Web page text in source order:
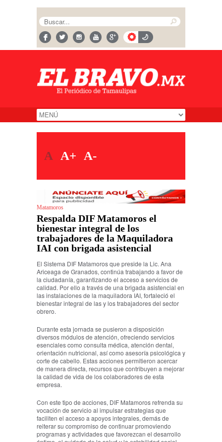
A A+ A-
Matamoros
Respalda DIF Matamoros el
bienestar integral de los
trabajadores de la Maquiladora
IAI con brigada asistencial
El Sistema DIF Matamoros que preside la Lic. Ana
Ariceaga de Granados, continúa trabajando a favor de
la ciudadanía, garantizando el acceso a servicios de
calidad. Por ello a través de una brigada asistencial en
las instalaciones de la maquiladora IAI, fortaleció el
bienestar integral de las y los trabajadores del sector
obrero.
Durante esta jornada se pusieron a disposición
diversos módulos de atención, ofreciendo servicios
esenciales como consulta médica, atención dental,
orientación nutricional, así como asesoría psicológica y
corte de cabello. Estas acciones permitieron acercar
de manera directa, recursos que contribuyen a mejorar
la calidad de vida de los colaboradores de esta
empresa.
Con este tipo de acciones, DIF Matamoros refrenda su
vocación de servicio al impulsar estrategias que
faciliten el acceso a apoyos integrales, demás de
reiterar su compromiso de continuar promoviendo
programas y actividades que favorezcan el desarrollo